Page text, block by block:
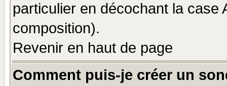
particulier en décochant la
composition).
Revenir en haut de page
Comment puis-je créer un